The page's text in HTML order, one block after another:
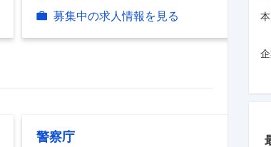
募集中の求人情報を見る
警察庁